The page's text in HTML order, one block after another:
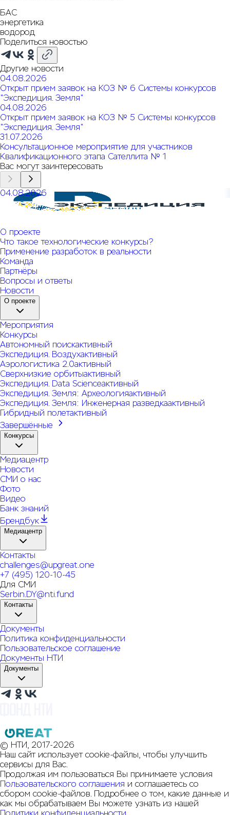
БАС
энергетика
водород
Поделиться новостью
Другие новости
04.08.2026
Открыт прием заявок на КОЗ № 6 Системы конкурсов
"Экспедиция. Земля"
04.08.2026
Открыт прием заявок на КОЗ № 5 Системы конкурсов
"Экспедиция. Земля"
31.07.2026
Консультационное мероприятие для участников
Квалификационного этапа Сателлита № 1
Вас могут заинтересовать
04.08.2026
Открыт прием заявок на КОЗ № 6 Системы конкурсов
"Экспедиция. Земля"
О проекте
Что такое технологические конкурсы?
Применение разработок в реальности
Команда
Партнёры
Вопросы и ответы
Новости
О проекте
Мероприятия
Конкурсы
Автономный поискактивный
Экспедиция. Воздухактивный
Аэрологистика 2.0активный
Сверхнизкие орбитыактивный
Экспедиция. Data Scienceактивный
Экспедиция. Земля: Археологияактивный
Экспедиция. Земля: Инженерная разведкаактивный
Гибридный полетактивный
Завершённые
Конкурсы
Медиацентр
Новости
СМИ о нас
Фото
Видео
Банк знаний
Брендбук
Медиацентр
Контакты
challenges@upgreat.one
+7 (495) 120-10-45
Для СМИ
Serbin.DY@nti.fund
Контакты
Документы
Политика конфиденциальности
Пользовательское соглашение
Документы НТИ
Документы
© НТИ, 2017-2026
Наш сайт использует cookie-файлы, чтобы улучшить
сервисы для Вас.
Продолжая им пользоваться Вы принимаете условия
Пользовательского соглашения и соглашаетесь со
сбором cookie-файлов. Подробнее о том, какие данные и
как мы обрабатываем Вы можете узнать из нашей
Политики конфиденциальности